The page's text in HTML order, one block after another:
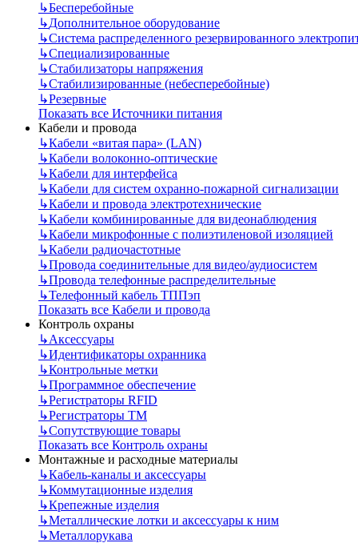
↳Бесперебойные
↳Дополнительное оборудование
↳Система распределенного резервированного
↳Специализированные
↳Стабилизаторы напряжения
↳Стабилизированные (небесперебойные)
↳Резервные
Показать все Источники питания
Кабели и провода
↳Кабели «витая пара» (LAN)
↳Кабели волоконно-оптические
↳Кабели для интерфейса
↳Кабели для систем охранно-пожарной сигнализации
↳Кабели и провода электротехнические
↳Кабели комбинированные для видеонаблюдения
↳Кабели микрофонные с полиэтиленовой изоляцией
↳Кабели радиочастотные
↳Провода соединительные для видео/аудиосистем
↳Провода телефонные распределительные
↳Телефонный кабель ТППэп
Показать все Кабели и провода
Контроль охраны
↳Аксессуары
↳Идентификаторы охранника
↳Контрольные метки
↳Программное обеспечение
↳Регистраторы RFID
↳Регистраторы ТМ
↳Сопутствующие товары
Показать все Контроль охраны
Монтажные и расходные материалы
↳Кабель-каналы и аксессуары
↳Коммутационные изделия
↳Крепежные изделия
↳Металлические лотки и аксессуары к ним
↳Металлорукава